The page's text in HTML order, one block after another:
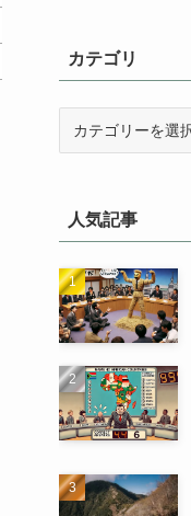
カテゴリ
人気記事